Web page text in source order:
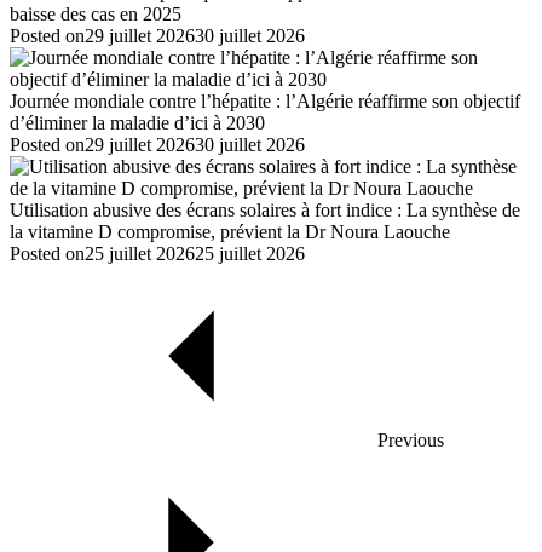
baisse des cas en 2025
Posted on29 juillet 202630 juillet 2026
Journée mondiale contre l’hépatite : l’Algérie réaffirme son objectif
d’éliminer la maladie d’ici à 2030
Posted on29 juillet 202630 juillet 2026
Utilisation abusive des écrans solaires à fort indice : La synthèse de
la vitamine D compromise, prévient la Dr Noura Laouche
Posted on25 juillet 202625 juillet 2026
Previous